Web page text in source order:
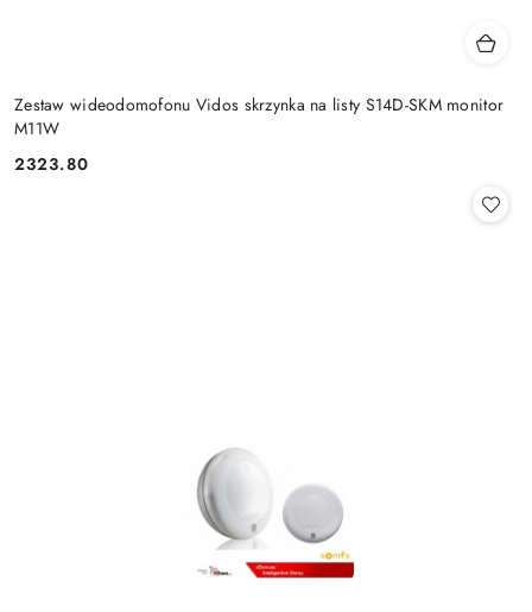
Zestaw wideodomofonu Vidos skrzynka na listy S14D-SKM monitor
M11W
Cena:
2323.80